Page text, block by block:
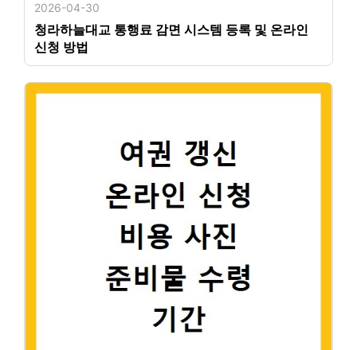
2026-04-30
청라하늘대교 통행료 감면 시스템 등록 및 온라인
신청 방법